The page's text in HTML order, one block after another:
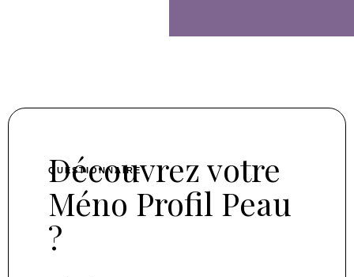
QUESTIONNAIRE
Découvrez votre
Méno Profil Peau
?